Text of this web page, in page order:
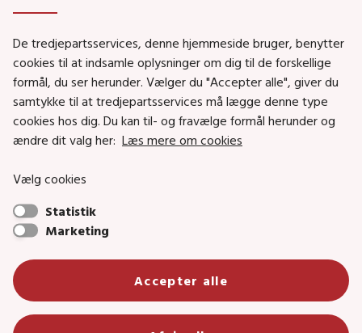
Social- og Boligministeriet
Job i Social- og Boligstyrelsen
Puljer og tilskud
Nyhedsbreve
Social- og Boligstyrelsens nyheder som RSS feed
Social- og Boligstyrelsen • Tlf.: 72 42 37 00 •
sikkermail• EAN-nr.: 5798000354838 • CVR-nr.:
26144698
Primær adresse og reception: Lerchesgade 35, 5, 5000 Odense C •
De tredjepartsservices, denne hjemmeside bruger, benytter
cookies til at indsamle oplysninger om dig til de forskellige
formål, du ser herunder. Vælger du "Accepter alle", giver du
samtykke til at tredjepartsservices må lægge denne type
cookies hos dig. Du kan til- og fravælge formål herunder og
ændre dit valg her: Læs mere om cookies
Vælg cookies
Statistik
Marketing
Accepter alle